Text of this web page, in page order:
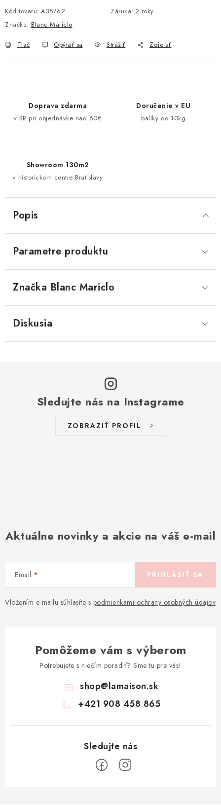
Kód tovaru: A35762 Záruka: 2 roky
Značka: Blanc Mariclo
Tlač Opýtať sa Strážiť Zdieľať
Doprava zdarma
v SR pri objednávke nad 60€
Doručenie v EU
balíky do 10kg
Showroom 130m2
v historickom centre Bratislavy
Popis
Parametre produktu
Značka Blanc Mariclo
Diskusia
Sledujte nás na Instagrame
ZOBRAZIŤ PROFIL
Aktuálne novinky a akcie na váš e-mail
Email
Vložením e-mailu súhlasíte s podmienkami ochrany osobných údajov
PRIHLÁSIŤ SA
Pomôžeme vám s výberom
Potrebujete s niečím poradiť? Sme tu pre vás!
shop@lamaison.sk
+421 908 458 865